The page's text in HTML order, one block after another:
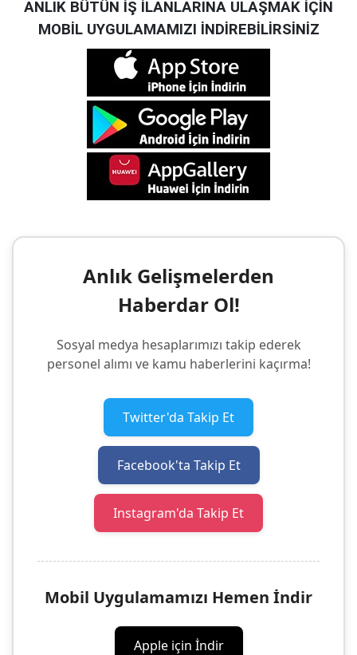
ANLIK BÜTÜN İŞ İLANLARINA ULAŞMAK İÇİN
MOBİL UYGULAMAMIZI İNDİREBİLİRSİNİZ
Anlık Gelişmelerden
Haberdar Ol!
Sosyal medya hesaplarımızı takip ederek
personel alımı ve kamu haberlerini kaçırma!
Twitter'da Takip Et
Facebook'ta Takip Et
Instagram'da Takip Et
Mobil Uygulamamızı Hemen İndir
Apple için İndir